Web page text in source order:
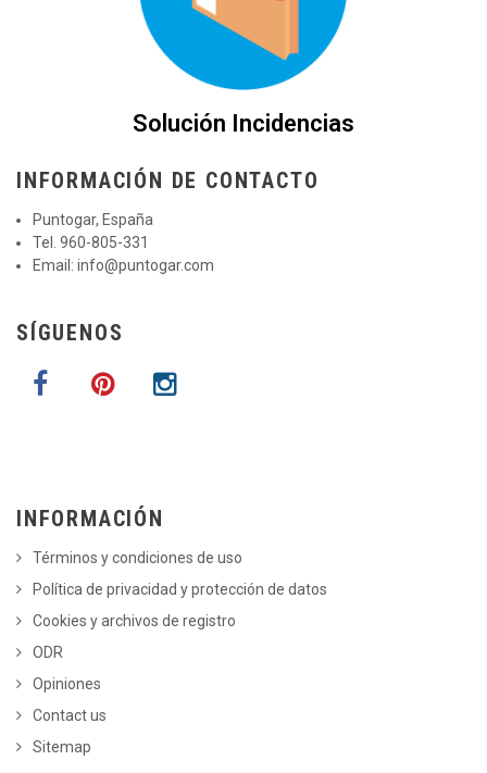
Solución Incidencias
INFORMACIÓN DE CONTACTO
Puntogar, España
Tel. 960-805-331
Email: info@puntogar.com
SÍGUENOS
INFORMACIÓN
Términos y condiciones de uso
Política de privacidad y protección de datos
Cookies y archivos de registro
ODR
Opiniones
Contact us
Sitemap